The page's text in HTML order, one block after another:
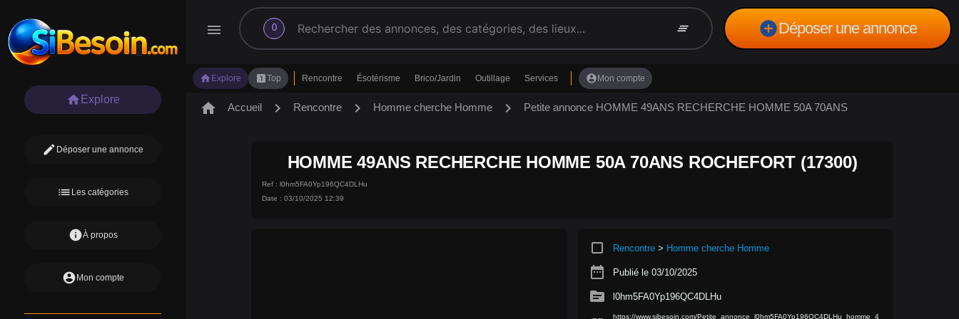
menu 0
search clear_all add_circleDéposer une annonce
home Explore looks_oneTop Rencontre Ésotérisme Brico/Jardin Outillage Services account_circle Mon compte
home Explore
edit Déposer une annonce
list Les catégories
infoÀ propos
account_circle Mon compte
home Accueil chevron_right Rencontre chevron_right Homme cherche Homme chevron_right Petite annonce HOMME 49ANS RECHERCHE HOMME 50A 70ANS
HOMME 49ANS RECHERCHE HOMME 50A 70ANS ROCHEFORT (17300)
Ref : l0hm5FA0Yp196QC4DLHu
Date : 03/10/2025 12:39
crop_square Rencontre> Homme cherche Homme
date_range Publié le 03/10/2025
source l0hm5FA0Yp196QC4DLHu
https://www.sibesoin.com/Petite_annonce_l0hm5FA0Yp196QC4DLHu_homme_4